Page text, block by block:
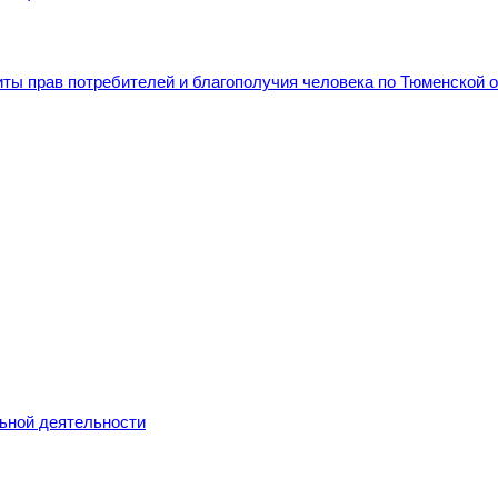
деятельности